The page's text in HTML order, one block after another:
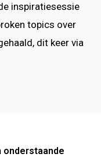
inspiratiesessie
topics over
dit keer via
onderstaande